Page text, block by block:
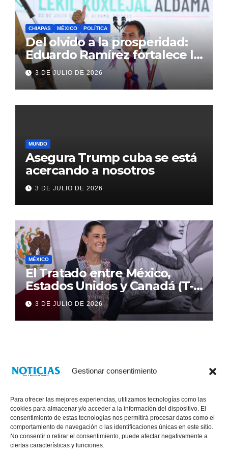
Gestionar consentimiento
Para ofrecer las mejores experiencias, utilizamos tecnologías como las
cookies para almacenar y/o acceder a la información del dispositivo. El
consentimiento de estas tecnologías nos permitirá procesar datos como el
comportamiento de navegación o las identificaciones únicas en este sitio.
No consentir o retirar el consentimiento, puede afectar negativamente a
ciertas características y funciones.
CHIAPAS MÉXICO POLÍTICA
Del olvido a la prosperidad:
Eduardo Ramírez fortalece la
transformación de Aldama
con inversión histórica
3 DE JULIO DE 2026
MUNDO
Asegura Trump cuba se está
acercando a nosotros
3 DE JULIO DE 2026
MÉXICO
El Tratado entre México,
Estados Unidos y Canadá (T-
MEC) se mantiene hasta el
2036: Presidenta Claudia
Sheinbaum
3 DE JULIO DE 2026
® Derechos Reservados 2026|